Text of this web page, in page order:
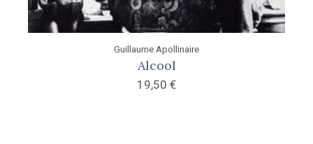
Guillaume Apollinaire
Alcool
19,50 €